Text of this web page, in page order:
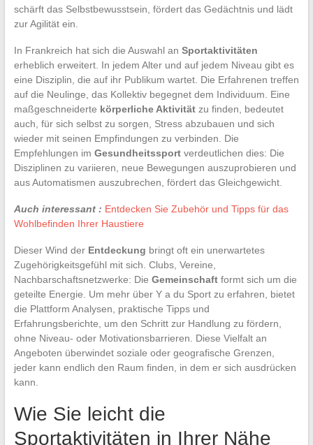
schärft das Selbstbewusstsein, fördert das Gedächtnis und lädt
zur Agilität ein.
In Frankreich hat sich die Auswahl an Sportaktivitäten
erheblich erweitert. In jedem Alter und auf jedem Niveau gibt es
eine Disziplin, die auf ihr Publikum wartet. Die Erfahrenen treffen
auf die Neulinge, das Kollektiv begegnet dem Individuum. Eine
maßgeschneiderte körperliche Aktivitätzu finden, bedeutet
auch, für sich selbst zu sorgen, Stress abzubauen und sich
wieder mit seinen Empfindungen zu verbinden. Die
Empfehlungen im Gesundheitssportverdeutlichen dies: Die
Disziplinen zu variieren, neue Bewegungen auszuprobieren und
aus Automatismen auszubrechen, fördert das Gleichgewicht.
Auch interessant : Entdecken Sie Zubehör und Tipps für das
Wohlbefinden Ihrer Haustiere
Dieser Wind der Entdeckung bringt oft ein unerwartetes
Zugehörigkeitsgefühl mit sich. Clubs, Vereine,
Nachbarschaftsnetzwerke: Die Gemeinschaftformt sich um die
geteilte Energie. Um mehr über Y a du Sport zu erfahren, bietet
die Plattform Analysen, praktische Tipps und
Erfahrungsberichte, um den Schritt zur Handlung zu fördern,
ohne Niveau- oder Motivationsbarrieren. Diese Vielfalt an
Angeboten überwindet soziale oder geografische Grenzen,
jeder kann endlich den Raum finden, in dem er sich ausdrücken
kann.
Wie Sie leicht die
Sportaktivitäten in Ihrer Nähe